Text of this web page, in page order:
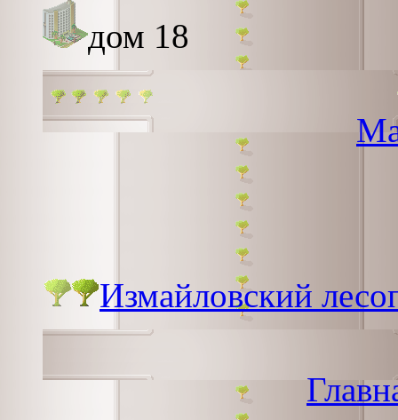
дом 18
Измайловский